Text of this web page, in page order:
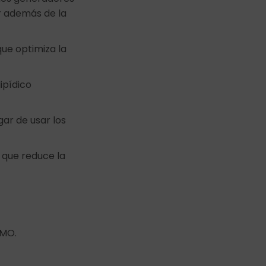
de la
optimiza la
de usar los
reduce la